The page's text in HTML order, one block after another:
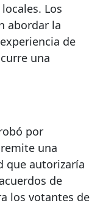
Los
abordar la
de
una
por
una
que autorizaría
de
los votantes de